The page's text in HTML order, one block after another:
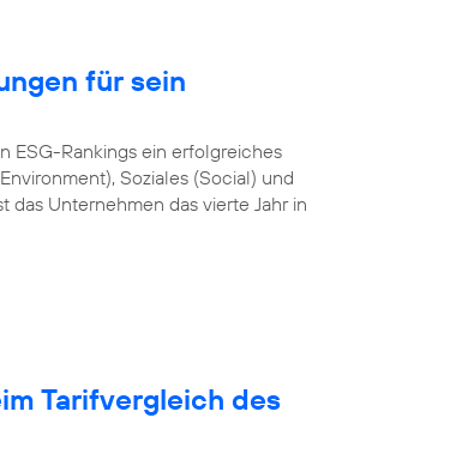
für sein
ESG-Rankings ein erfolgreiches
Soziales (Social) und
Unternehmen das vierte Jahr in
Tarifvergleich des